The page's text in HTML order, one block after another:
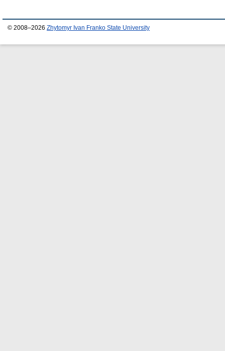
© 2008–2026 Zhytomyr Ivan Franko State University